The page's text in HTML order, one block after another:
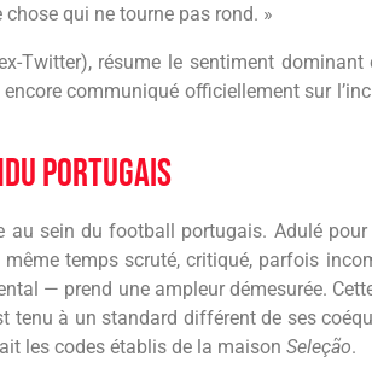
qui ne tourne pas rond. »
Twitter), résume le sentiment dominant
communiqué officiellement sur
portugais
au sein du football portugais. Adulé
temps scruté, critiqué, parfois
— prend une ampleur démesurée.
tenu à un standard différent de ses
les codes établis de la maison Seleção.